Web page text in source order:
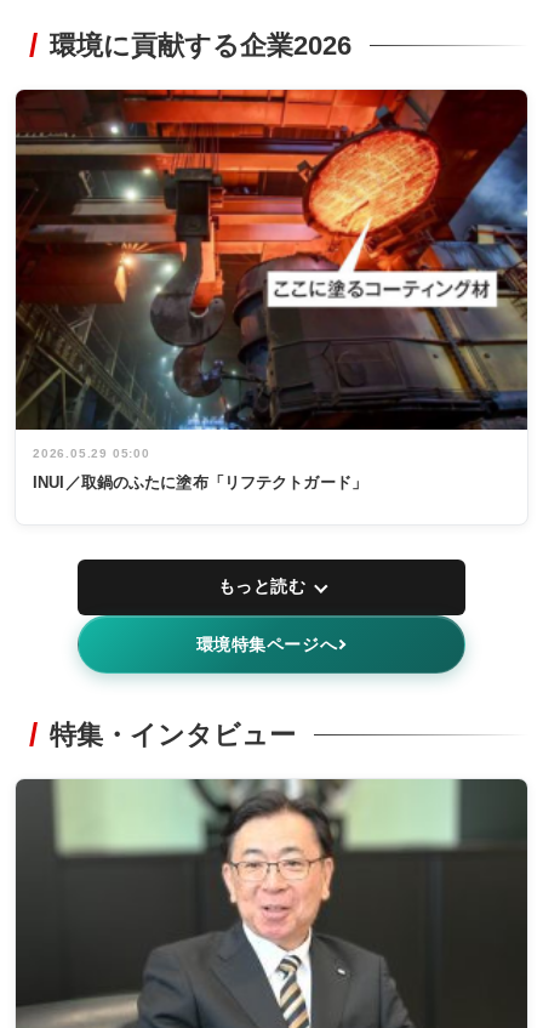
環境に貢献する企業2026
2026.05.29 05:00
INUI／取鍋のふたに塗布「リフテクトガード」
もっと読む
環境特集ページへ
特集・インタビュー